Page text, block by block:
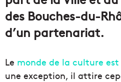
des Bouches-du-
d’un partenariat.
Le monde de la culture est
une exception, il attire